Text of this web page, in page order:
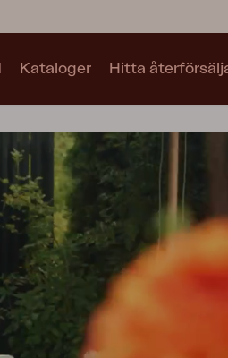
Kataloger
Läs vår katalog
Kataloger Hitta